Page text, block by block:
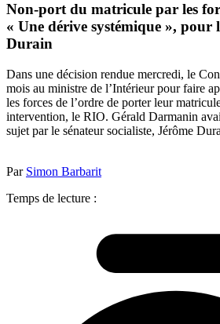
Non-port du matricule par les
« Une dérive systémique », pour
Durain
Dans une décision rendue mercredi, le
mois au ministre de l’Intérieur pour faire
les forces de l’ordre de porter leur
intervention, le RIO. Gérald Darmanin
sujet par le sénateur socialiste, Jérôme
Par Simon Barbarit
Temps de lecture :